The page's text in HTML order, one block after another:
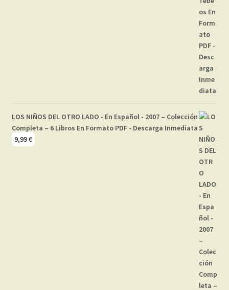
LOS NIÑOS DEL OTRO LADO - En Español - 2007 – Colección
Completa – 6 Libros En Formato PDF - Descarga Inmediata
9,99€